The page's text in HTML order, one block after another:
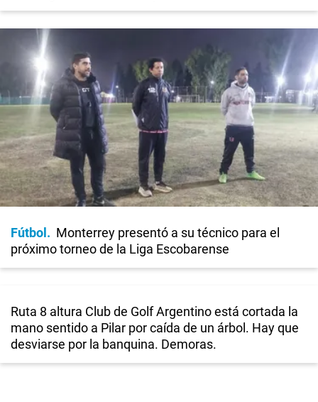
Fútbol
Monterrey presentó a su técnico para el
próximo torneo de la Liga Escobarense
Ruta 8 altura Club de Golf Argentino está cortada la
mano sentido a Pilar por caída de un árbol. Hay que
desviarse por la banquina. Demoras.